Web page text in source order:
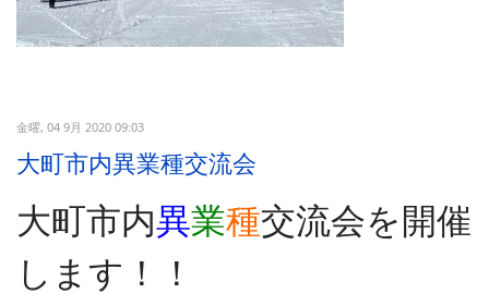
金曜, 04 9月 2020 09:03
大町市内異業種交流会
大町市内異業種交流会を開催
します！！